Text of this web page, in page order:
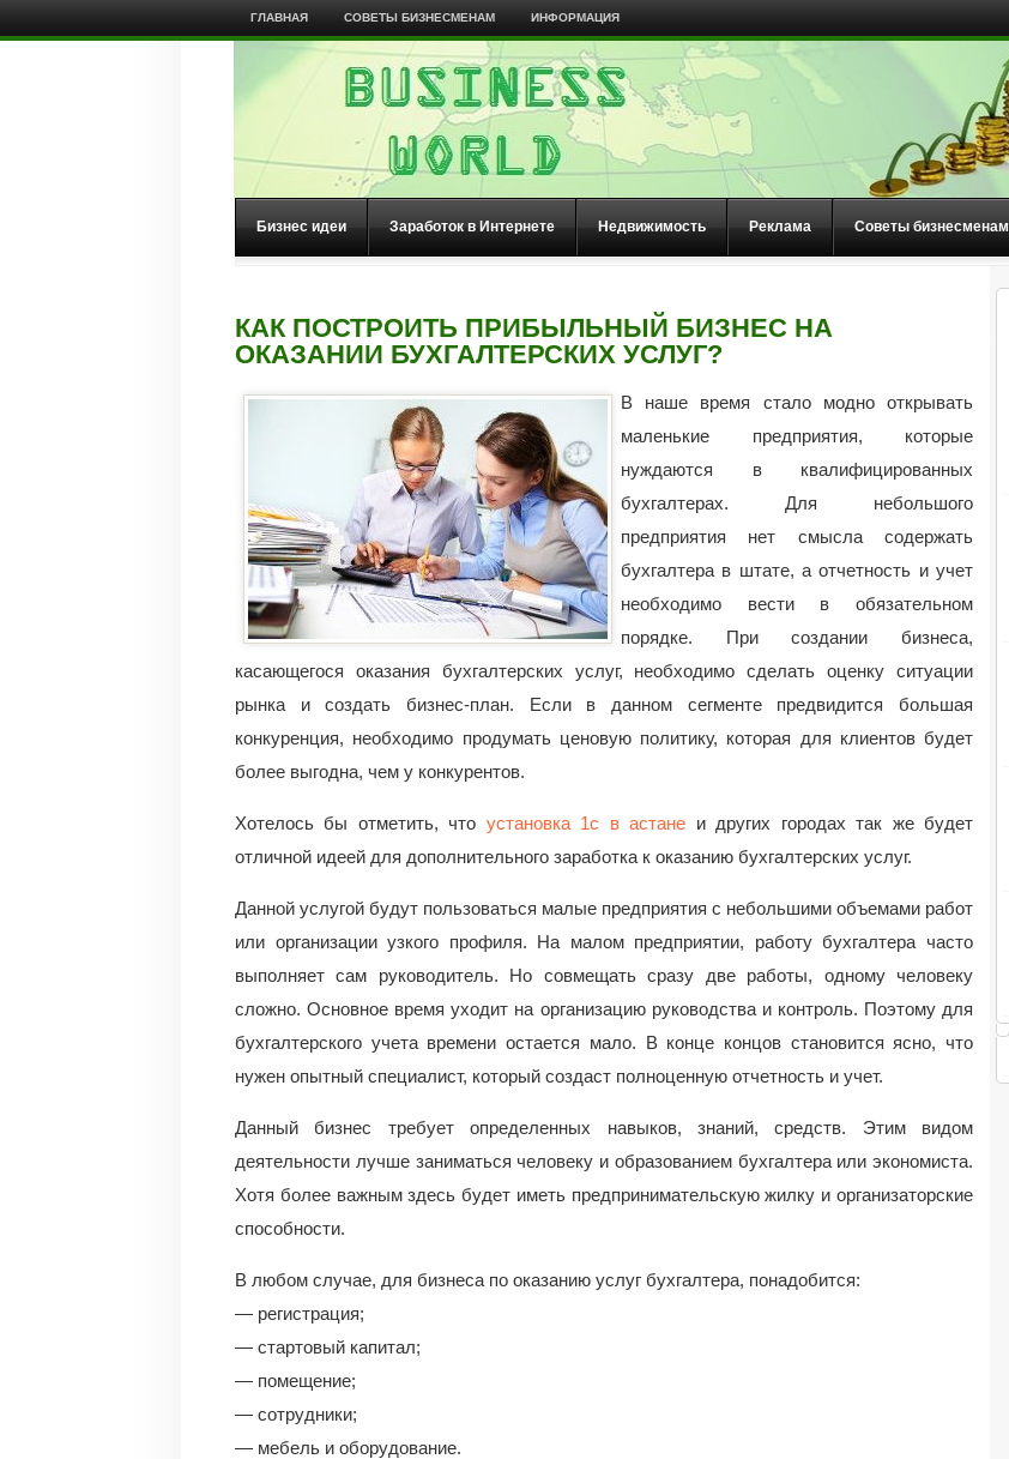
ГЛАВНАЯ СОВЕТЫ БИЗНЕСМЕНАМ ИНФОРМАЦИЯ
Бизнес идеи Заработок в Интернете Недвижимость Реклама Советы бизнесменам
КАК ПОСТРОИТЬ ПРИБЫЛЬНЫЙ БИЗНЕС НА
ОКАЗАНИИ БУХГАЛТЕРСКИХ УСЛУГ?
В наше время стало модно открывать
маленькие предприятия, которые
нуждаются в квалифицированных
бухгалтерах. Для небольшого
предприятия нет смысла содержать
бухгалтера в штате, а отчетность и учет
необходимо вести в обязательном
порядке. При создании бизнеса,
касающегося оказания бухгалтерских услуг, необходимо сделать оценку ситуации
рынка и создать бизнес-план. Если в данном сегменте предвидится большая
конкуренция, необходимо продумать ценовую политику, которая для клиентов будет
более выгодна, чем у конкурентов.
Хотелось бы отметить, что установка 1с в астане и других городах так же будет
отличной идеей для дополнительного заработка к оказанию бухгалтерских услуг.
Данной услугой будут пользоваться малые предприятия с небольшими объемами работ
или организации узкого профиля. На малом предприятии, работу бухгалтера часто
выполняет сам руководитель. Но совмещать сразу две работы, одному человеку
сложно. Основное время уходит на организацию руководства и контроль. Поэтому для
бухгалтерского учета времени остается мало. В конце концов становится ясно, что
нужен опытный специалист, который создаст полноценную отчетность и учет.
Данный бизнес требует определенных навыков, знаний, средств. Этим видом
деятельности лучше заниматься человеку и образованием бухгалтера или экономиста.
Хотя более важным здесь будет иметь предпринимательскую жилку и организаторские
способности.
В любом случае, для бизнеса по оказанию услуг бухгалтера, понадобится:
— регистрация;
— стартовый капитал;
— помещение;
— сотрудники;
— мебель и оборудование.